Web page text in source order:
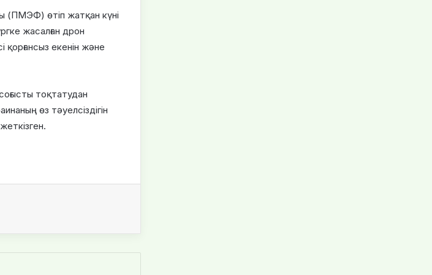
(ПМЭФ) өтіп жатқан күні
жасалған дрон
қорғансыз екенін және
тоқтатудан
өз тәуелсіздігін